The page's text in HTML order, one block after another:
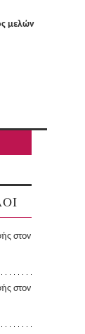
μελών
στον
στον